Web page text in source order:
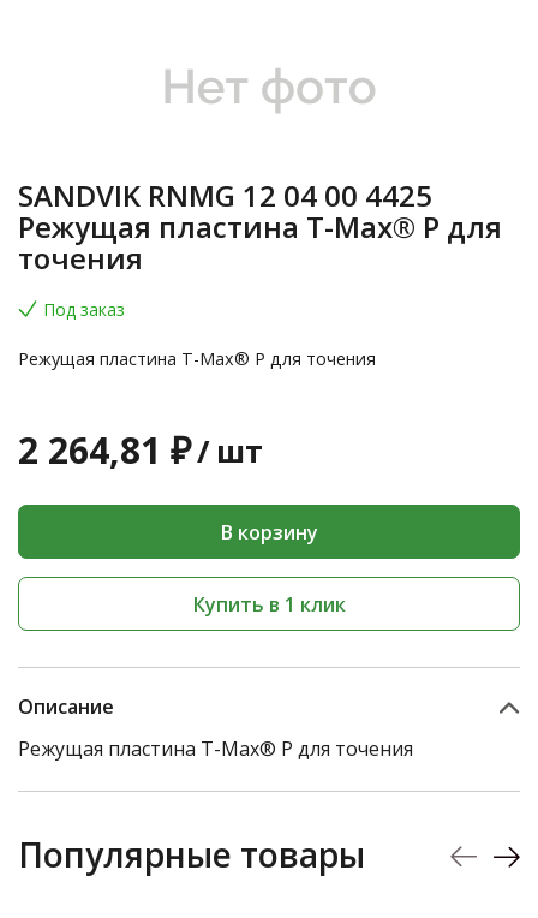
SANDVIK RNMG 12 04 00 4425
Режущая пластина T-Max® P для
точения
Под заказ
Режущая пластина T-Max® P для точения
2 264,81 ₽/ шт
В корзину
Купить в 1 клик
Описание
Режущая пластина T-Max® P для точения
Популярные товары